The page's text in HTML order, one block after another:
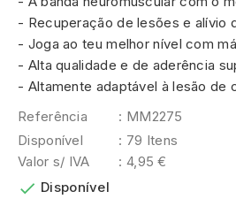
- Recuperação de lesões e alívio
- Joga ao teu melhor nível com
- Alta qualidade e de aderência
- Altamente adaptável à lesão de
Referência
: MM2275
Disponível
: 79 Itens
Valor s/ IVA
: 4,95 €
 Disponível